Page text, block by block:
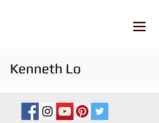
Kenneth Lo